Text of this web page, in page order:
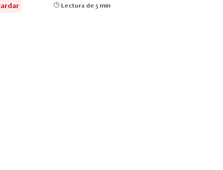
Lectura de 5 min